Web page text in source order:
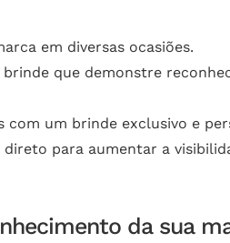
em diversas ocasiões.
que demonstre
um brinde exclusivo e
para aumentar a
da sua